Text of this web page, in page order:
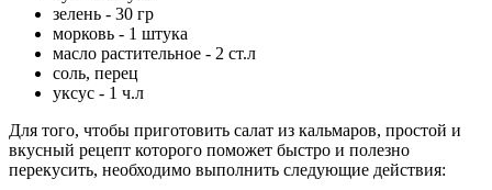
зелень - 30 гр
морковь - 1 штука
масло растительное - 2 ст.л
соль, перец
уксус - 1 ч.л
Для того, чтобы приготовить салат из кальмаров, простой и
вкусный рецепт которого поможет быстро и полезно
перекусить, необходимо выполнить следующие действия: